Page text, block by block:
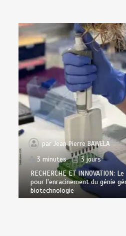
parJean Pierre BAWELA
3 minutes
3 jours
RECHERCHE ET INNOVATION:
pour l’enracinement du génie
biotechnologie